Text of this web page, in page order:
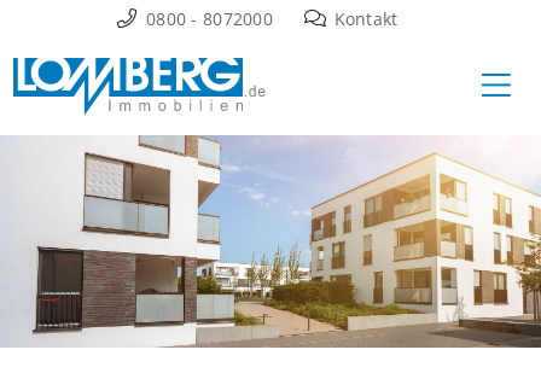
Inhalt
springen
0800 - 8072000 Kontakt